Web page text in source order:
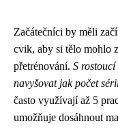
Začátečníci by měli
cvik, aby si tělo mohlo
přetrénování. S
navyšovat jak počet
často využívají až 5
umožňuje dosáhnout